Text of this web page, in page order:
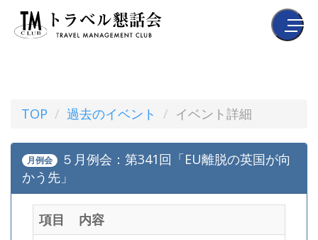
TOP 過去のイベント イベント詳細
月例会
５月例会：第341回「EU離脱の英国が向
かう先」
項目
内容